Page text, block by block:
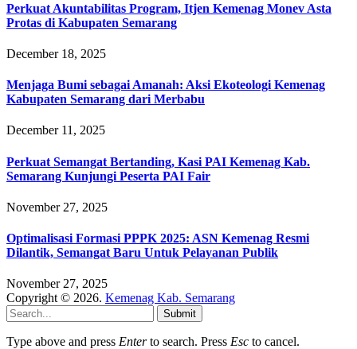
Perkuat Akuntabilitas Program, Itjen Kemenag Monev Asta
Protas di Kabupaten Semarang
December 18, 2025
Menjaga Bumi sebagai Amanah: Aksi Ekoteologi Kemenag
Kabupaten Semarang dari Merbabu
December 11, 2025
Perkuat Semangat Bertanding, Kasi PAI Kemenag Kab.
Semarang Kunjungi Peserta PAI Fair
November 27, 2025
Optimalisasi Formasi PPPK 2025: ASN Kemenag Resmi
Dilantik, Semangat Baru Untuk Pelayanan Publik
November 27, 2025
Copyright © 2026. Kemenag Kab. Semarang
Submit
Type above and press Enterto search. Press Esc to cancel.